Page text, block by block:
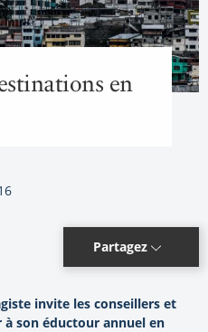
en
Partagez
invite les conseillers et
son éductour annuel en